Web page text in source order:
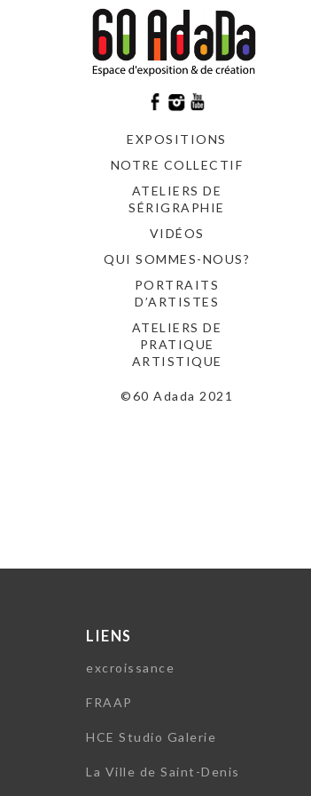
EXPOSITIONS
NOTRE COLLECTIF
ATELIERS DE
SÉRIGRAPHIE
VIDÉOS
QUI SOMMES-NOUS?
PORTRAITS
D’ARTISTES
ATELIERS DE
PRATIQUE
ARTISTIQUE
©60 Adada 2021
LIENS
excroissance
FRAAP
HCE Studio Galerie
La Ville de Saint-Denis